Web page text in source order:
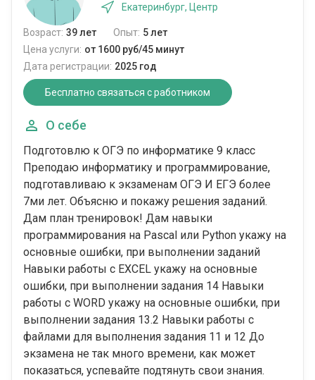
Екатеринбург, Центр
Возраст: 39 лет Опыт: 5 лет
Цена услуги: от 1600 руб/45 минут
Дата регистрации: 2025 год
Бесплатно связаться с работником
О себе
Подготовлю к ОГЭ по информатике 9 класс
Преподаю информатику и программирование,
подготавливаю к экзаменам ОГЭ И ЕГЭ более
7ми лет. Объясню и покажу решения заданий.
Дам план тренировок! Дам навыки
программирования на Pascal или Python укажу на
основные ошибки, при выполнении заданий
Навыки работы с EXCEL укажу на основные
ошибки, при выполнении задания 14 Навыки
работы с WORD укажу на основные ошибки, при
выполнении задания 13.2 Навыки работы с
файлами для выполнения задания 11 и 12 До
экзамена не так много времени, как может
показаться, успевайте подтянуть свои знания.